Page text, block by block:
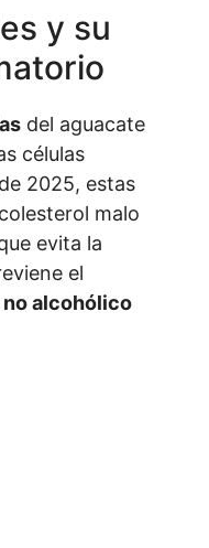
y su
del aguacate
células
2025, estas
malo
evita la
el
no alcohólico